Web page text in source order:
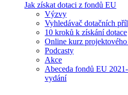
Jak získat dotaci z fondů EU
Výzvy
Vyhledávač dotačních
10 kroků k získání dotace
Online kurz
Podcasty
Akce
Abeceda fondů EU
vydání